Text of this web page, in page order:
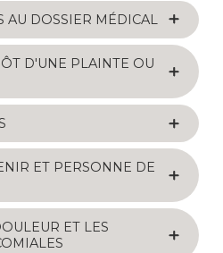
AU DOSSIER MÉDICAL
D'UNE PLAINTE OU
ET PERSONNE DE
ET LES